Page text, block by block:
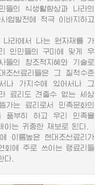
들의 식생활향상과 나라의
사업발전에 적극 이바지하고
라에서 나는 원자재를 가
인민들의 구미에 맞게 우
들의 창조적지혜와 기술로
조선료리들은 그 질적수준
나 가지수에 있어서나 그
료리도 견줄수 없는 세상
가는 료리로서 민족문화의
풍부히 하고 우리 민족을
이는 귀중한 재보로 된다.
이름높은 현대조선료리가
회에 주로 쓰이는 랭료리들
다.